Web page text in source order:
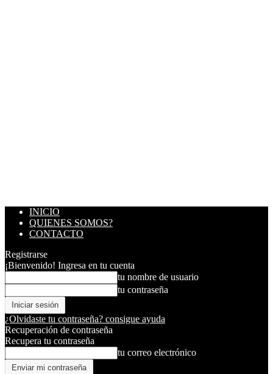
INICIO
QUIENES SOMOS?
CONTACTO
Registrarse
¡Bienvenido! Ingresa en tu cuenta
tu nombre de usuario
tu contraseña
¿Olvidaste tu contraseña? consigue ayuda
Recuperación de contraseña
Recupera tu contraseña
tu correo electrónico